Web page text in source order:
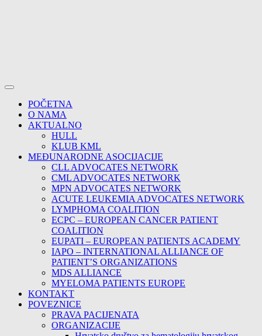
POČETNA
O NAMA
AKTUALNO
HULL
KLUB KML
MEĐUNARODNE ASOCIJACIJE
CLL ADVOCATES NETWORK
CML ADVOCATES NETWORK
MPN ADVOCATES NETWORK
ACUTE LEUKEMIA ADVOCATES NETWORK
LYMPHOMA COALITION
ECPC – EUROPEAN CANCER PATIENT
COALITION
EUPATI – EUROPEAN PATIENTS ACADEMY
IAPO – INTERNATIONAL ALLIANCE OF
PATIENT’S ORGANIZATIONS
MDS ALLIANCE
MYELOMA PATIENTS EUROPE
KONTAKT
POVEZNICE
PRAVA PACIJENATA
ORGANIZACIJE